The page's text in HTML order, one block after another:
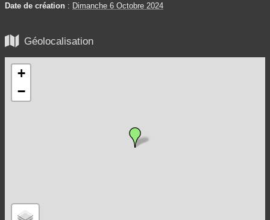
Date de création : Dimanche 6 Octobre 2024
 Géolocalisation
+
−